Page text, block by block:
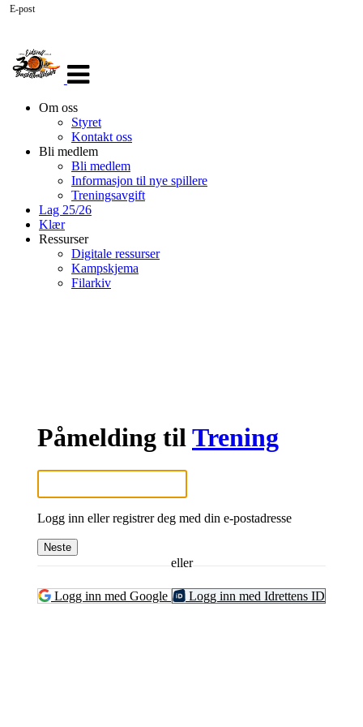
navigasjon
Om oss
Styret
Kontakt oss
Bli medlem
Bli medlem
Informasjon til nye spillere
Treningsavgift
Lag 25/26
Klær
Ressurser
Digitale ressurser
Kampskjema
Filarkiv
Påmelding til Trening
E-post
Logg inn eller registrer deg med din e-postadresse
Neste
eller
Logg inn med Google Logg inn med Idrettens ID